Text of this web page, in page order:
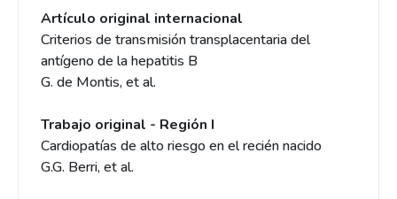
Artículo original internacional
Criterios de transmisión transplacentaria del
antígeno de la hepatitis B
G. de Montis, et al.
Trabajo original - Región I
Cardiopatías de alto riesgo en el recién nacido
G.G. Berri, et al.